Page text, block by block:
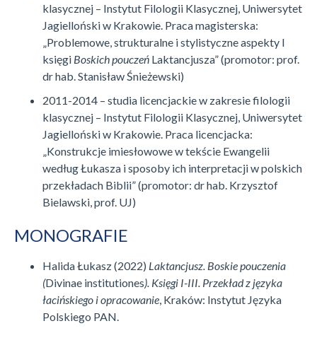
klasycznej – Instytut Filologii Klasycznej, Uniwersytet
Jagielloński w Krakowie. Praca magisterska:
„Problemowe, strukturalne i stylistyczne aspekty I
księgi Boskich pouczeń Laktancjusza” (promotor: prof.
dr hab. Stanisław Śnieżewski)
2011-2014 – studia licencjackie w zakresie filologii
klasycznej – Instytut Filologii Klasycznej, Uniwersytet
Jagielloński w Krakowie. Praca licencjacka:
„Konstrukcje imiesłowowe w tekście Ewangelii
według Łukasza i sposoby ich interpretacji w polskich
przekładach Biblii” (promotor: dr hab. Krzysztof
Bielawski, prof. UJ)
MONOGRAFIE
Halida Łukasz (2022) Laktancjusz. Boskie pouczenia
(Divinae institutiones). Księgi I-III. Przekład z języka
łacińskiego i opracowanie , Kraków: Instytut Języka
Polskiego PAN.